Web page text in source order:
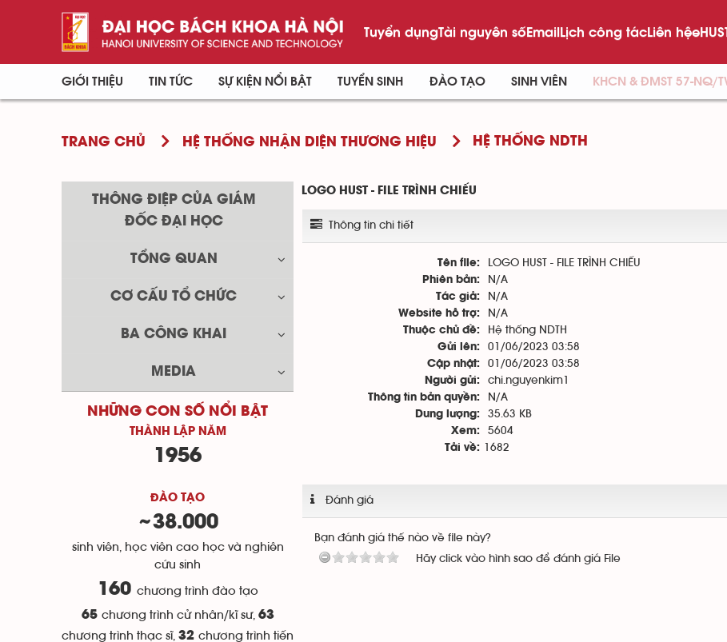
Tuyển dụngTài nguyên sốEmailLịch công tácLiên hệ
GIỚI THIỆU TIN TỨC SỰ KIỆN NỔI BẬT TUYỂN SINH ĐÀO TẠO SINH VIÊN KHCN & ĐMST 57-NQ/
TRANG CHỦ HỆ THỐNG NHẬN DIỆN THƯƠNG HIỆU HỆ THỐNG NDTH
LOGO HUST - FILE TRÌNH CHIẾU
Thông tin chi tiết
Tên file: LOGO HUST - FILE TRÌNH CHIẾU
Phiên bản: N/A
Tác giả: N/A
Website hỗ trợ: N/A
Thuộc chủ đề: Hệ thống NDTH
Gửi lên: 01/06/2023 03:58
Cập nhật: 01/06/2023 03:58
Người gửi: chi.nguyenkim1
Thông tin bản quyền: N/A
Dung lượng: 35.63 KB
Xem: 5604
Tải về: 1682
Đánh giá
Bạn đánh giá thế nào về file này?
Hãy click vào hình sao để đánh giá File
THÔNG ĐIỆP CỦA GIÁM
ĐỐC ĐẠI HỌC
TỔNG QUAN
CƠ CẤU TỔ CHỨC
BA CÔNG KHAI
MEDIA
NHỮNG CON SỐ NỔI BẬT
THÀNH LẬP NĂM
1956
ĐÀO TẠO
38.000
sinh viên, học viên cao học và nghiên
cứu sinh
160 chương trình đào tạo
65 chương trình cử nhân/kĩ sư, 63
chương trình thạc sĩ, 32 chương trình tiến